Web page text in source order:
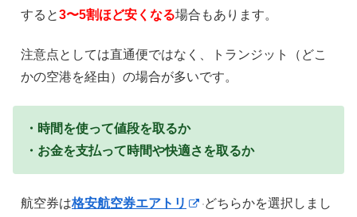
すると3〜5割ほど安くなる場合もあります。
注意点としては直通便ではなく、トランジット（どこ
かの空港を経由）の場合が多いです。
・時間を使って値段を取るか
・お金を支払って時間や快適さを取るか
航空券は格安航空券エアトリ
どちらかを選択しまし